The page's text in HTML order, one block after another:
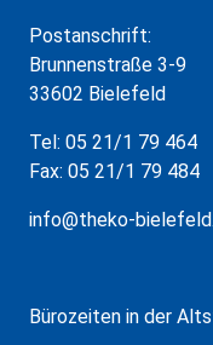
Postanschrift:
Brunnenstraße 3-9
33602 Bielefeld
Tel: 05 21/1 79 464
Fax: 05 21/1 79 484
info@theko-
Bürozeiten in der